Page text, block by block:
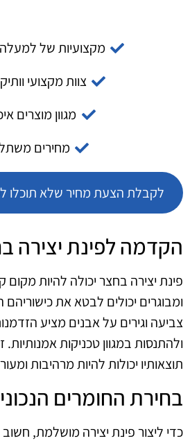
מקצועיות של למעלה מ-
צוות מקצועי
מגוון מוצרים
מחירים
לקבלת הצעת מחיר שלא תוכלו
הקדמה לפינת יצירה
פינת יצירה בחצר יכולה להיות מקום
ומבוגרים יכולים לבטא את כישוריהם
צביעה וגירים על אבנים מציע
ולהתנסות במגוון טכניקות
תוצאותיו יכולות להיות מרהיבות
בחירת החומרים
כדי ליצור פינת יצירה מושלמת,